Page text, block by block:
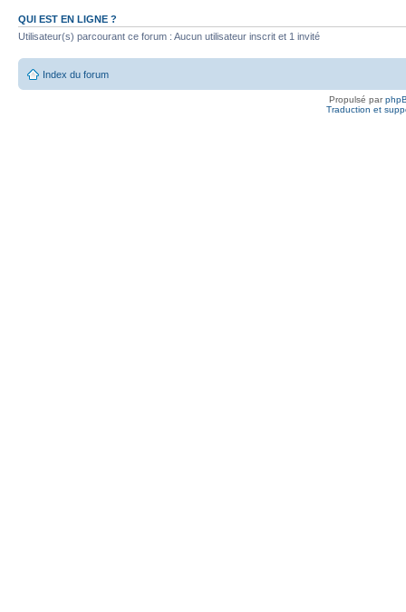
QUI EST EN LIGNE ?
Utilisateur(s) parcourant ce forum : Aucun utilisateur inscrit et 1 invité
Index du forum
Propulsé par
Traduction et